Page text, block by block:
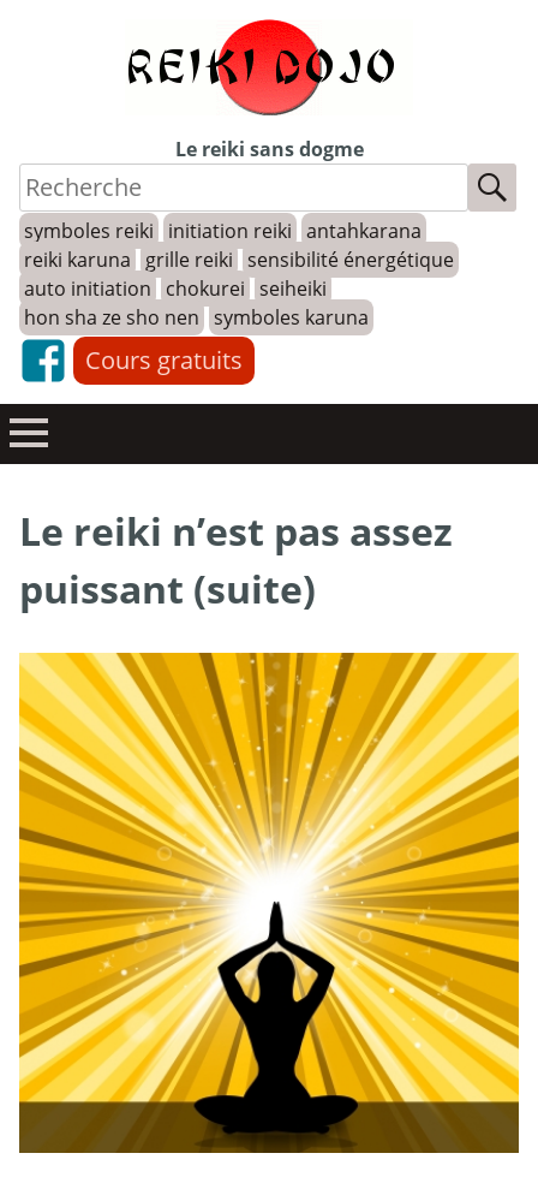
Le reiki sans dogme
symboles reiki initiation reiki antahkarana
reiki karuna
grille reiki sensibilité énergétique
auto initiation
chokurei seiheiki
hon sha ze sho nen symboles karuna
Cours gratuits
Le reiki n’est pas assez
puissant (suite)